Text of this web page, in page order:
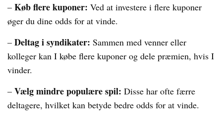
– Køb flere kuponer: Ved at investere i flere kuponer
øger du dine odds for at vinde.
– Deltag i syndikater: Sammen med venner eller
kolleger kan I købe flere kuponer og dele præmien, hvis I
vinder.
– Vælg mindre populære spil: Disse har ofte færre
deltagere, hvilket kan betyde bedre odds for at vinde.